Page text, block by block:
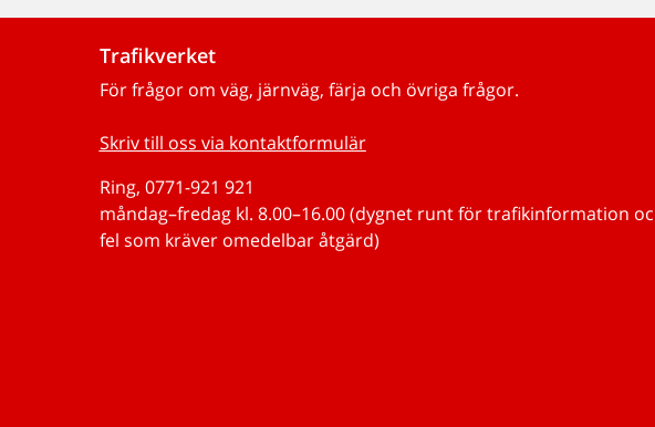
Trafikverket
För frågor om väg, järnväg, färja och övriga frågor.
Skriv till oss via kontaktformulär
Ring, 0771-921 921
måndag–fredag kl. 8.00–16.00 (dygnet runt för trafikinformation
fel som kräver omedelbar åtgärd)